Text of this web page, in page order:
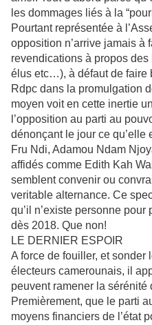
les dommages liés à la
Pourtant représentée à
opposition n’arrive jamais à
revendications à propos
élus etc…), à défaut de faire
Rdpc dans la promulgation
moyen voit en cette inertie
l’opposition au parti au
dénonçant le jour ce qu’elle
Fru Ndi, Adamou Ndam
affidés comme Edith Kah
semblent convenir ou
veritable alternance. Ce
qu’il n’existe personne
dès 2018. Que non!
LE DERNIER ESPOIR
A force de fouiller, et sonder
électeurs camerounais, il
peuvent ramener la
Premièrement, que le parti
moyens financiers de l’état